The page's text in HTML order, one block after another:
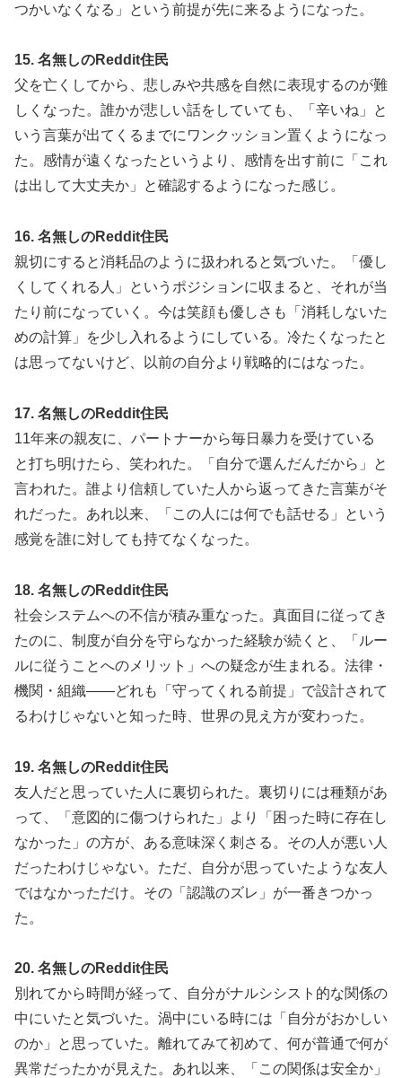
つかいなくなる」という前提が先に来るようになった。
15. 名無しのReddit住民
父を亡くしてから、悲しみや共感を自然に表現するのが難
しくなった。誰かが悲しい話をしていても、「辛いね」と
いう言葉が出てくるまでにワンクッション置くようになっ
た。感情が遠くなったというより、感情を出す前に「これ
は出して大丈夫か」と確認するようになった感じ。
16. 名無しのReddit住民
親切にすると消耗品のように扱われると気づいた。「優し
くしてくれる人」というポジションに収まると、それが当
たり前になっていく。今は笑顔も優しさも「消耗しないた
めの計算」を少し入れるようにしている。冷たくなったと
は思ってないけど、以前の自分より戦略的にはなった。
17. 名無しのReddit住民
11年来の親友に、パートナーから毎日暴力を受けている
と打ち明けたら、笑われた。「自分で選んだんだから」と
言われた。誰より信頼していた人から返ってきた言葉がそ
れだった。あれ以来、「この人には何でも話せる」という
感覚を誰に対しても持てなくなった。
18. 名無しのReddit住民
社会システムへの不信が積み重なった。真面目に従ってき
たのに、制度が自分を守らなかった経験が続くと、「ルー
ルに従うことへのメリット」への疑念が生まれる。法律・
機関・組織——どれも「守ってくれる前提」で設計されて
るわけじゃないと知った時、世界の見え方が変わった。
19. 名無しのReddit住民
友人だと思っていた人に裏切られた。裏切りには種類があ
って、「意図的に傷つけられた」より「困った時に存在し
なかった」の方が、ある意味深く刺さる。その人が悪い人
だったわけじゃない。ただ、自分が思っていたような友人
ではなかっただけ。その「認識のズレ」が一番きつかっ
た。
20. 名無しのReddit住民
別れてから時間が経って、自分がナルシシスト的な関係の
中にいたと気づいた。渦中にいる時には「自分がおかしい
のか」と思っていた。離れてみて初めて、何が普通で何が
異常だったかが見えた。あれ以来、「この関係は安全か」